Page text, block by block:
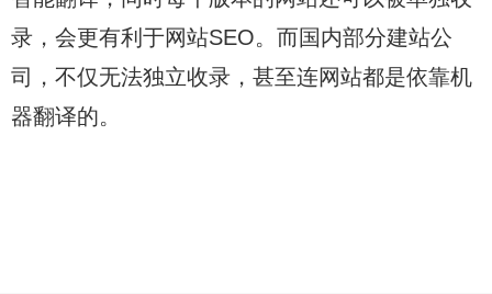
录，会更有利于网站SEO。而国内部分建站公
司，不仅无法独立收录，甚至连网站都是依靠机
器翻译的。